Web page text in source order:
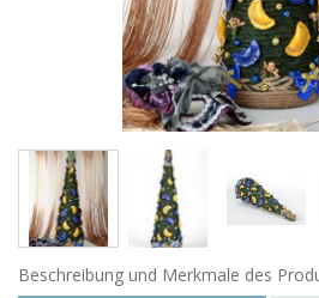
Beschreibung und Merkmale des